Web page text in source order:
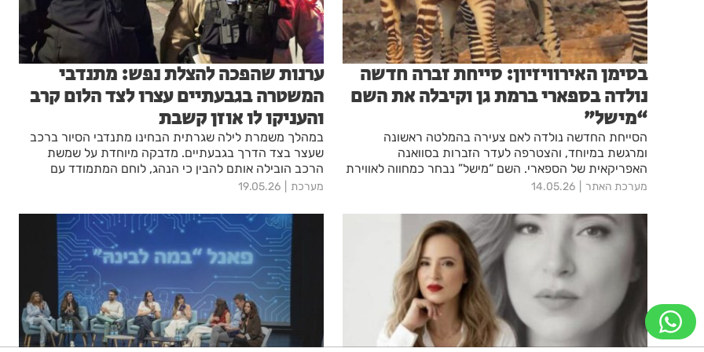
בסימן האירוויזיון: סייחת זברה חדשה
נולדה בספארי ברמת גן וקיבלה את השם
“מישל”
הסייחת החדשה נולדה לאם צעירה בהמלטה ראשונה
ומרגשת במיוחד, והצטרפה לעדר הזברות בסוואנה
האפריקאית של הספארי. השם “מישל” נבחר כמחווה לאווירת
האירוויזיון ולתמיכה בנציגת ישראל
מערכת האתר 14.05.26
ערנות שהפכה להצלת נפש: מתנדבי
המשטרה בגבעתיים עצרו לצד הלום קרב
והעניקו לו אוזן קשבת
במהלך משמרת לילה שגרתית הבחינו מתנדבי הסיור ברכב
שעצר בצד הדרך בגבעתיים. מדבקה מיוחדת על שמשת
הרכב הובילה אותם להבין כי הנהג, לוחם המתמודד עם
אנושי
מערכת 19.05.26